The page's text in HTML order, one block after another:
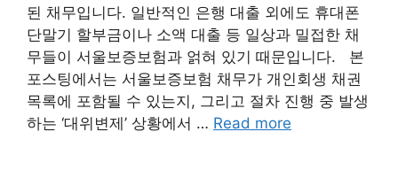
된 채무입니다. 일반적인 은행 대출 외에도 휴대폰
단말기 할부금이나 소액 대출 등 일상과 밀접한 채
무들이 서울보증보험과 얽혀 있기 때문입니다. 본
포스팅에서는 서울보증보험 채무가 개인회생 채권
목록에 포함될 수 있는지, 그리고 절차 진행 중 발생
하는 ‘대위변제’ 상황에서 … Read more